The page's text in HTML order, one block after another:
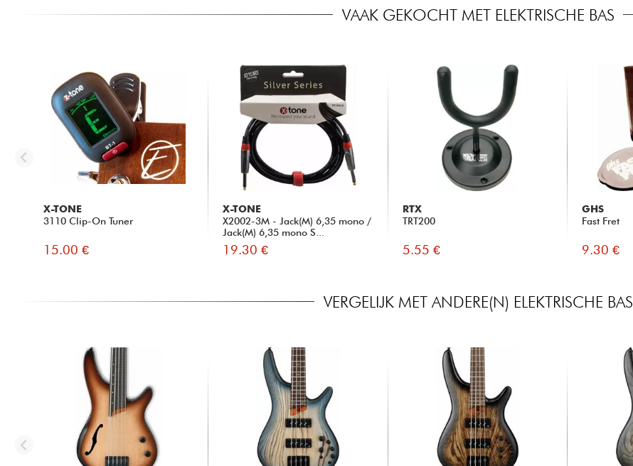
VAAK GEKOCHT MET ELEKTRISCHE BAS
X-TONE
3110 Clip-On Tuner
15.00 €
X-TONE
X2002-3M - Jack(M) 6,35 mono /
Jack(M) 6,35 mono S...
19.30 €
RTX
TRT200
5.55 €
GHS
Fast Fret
9.30 €
VERGELIJK MET ANDERE(N) ELEKTRISCHE BAS